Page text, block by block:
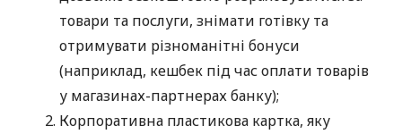
товари та послуги, знімати готівку та
отримувати різноманітні бонуси
(наприклад, кешбек під час оплати товарів
у магазинах-партнерах банку);
Корпоративна пластикова картка, яку